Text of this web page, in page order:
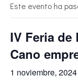
Este evento ha
IV Feria
Cano
1 noviembre,